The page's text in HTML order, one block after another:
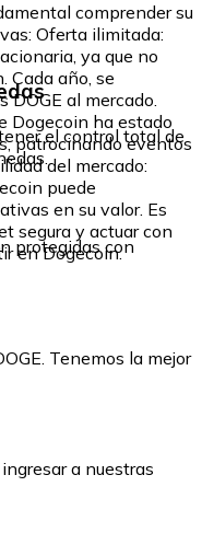
comprender su
Oferta ilimitada:
ya que no
Cada año, se
DOGE al mercado.
Dogecoin ha estado
patrocinando eventos
del mercado:
puede
en su valor. Es
segura y actuar con
en Dogecoin.
el control total de
protegidas con
Tenemos la mejor
a nuestras